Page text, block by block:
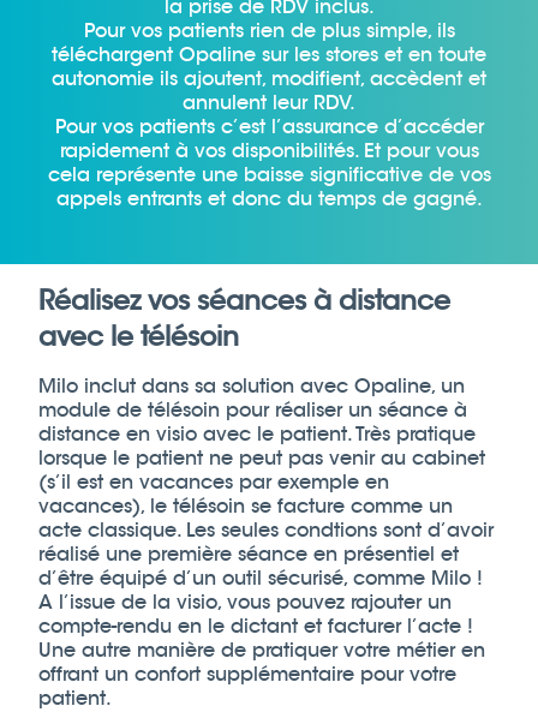
la prise de RDV inclus.
Pour vos patients rien de plus simple, ils
téléchargent Opaline sur les stores et en toute
autonomie ils ajoutent, modifient, accèdent et
annulent leur RDV.
Pour vos patients c’est l’assurance d’accéder
rapidement à vos disponibilités. Et pour vous
cela représente une baisse significative de vos
appels entrants et donc du temps de gagné.
Réalisez vos séances à distance
avec le télésoin
Milo inclut dans sa solution avec Opaline, un
module de télésoin pour réaliser un séance à
distance en visio avec le patient. Très pratique
lorsque le patient ne peut pas venir au cabinet
(s’il est en vacances par exemple en
vacances), le télésoin se facture comme un
acte classique. Les seules condtions sont d’avoir
réalisé une première séance en présentiel et
d’être équipé d’un outil sécurisé, comme Milo !
A l’issue de la visio, vous pouvez rajouter un
compte-rendu en le dictant et facturer l’acte !
Une autre manière de pratiquer votre métier en
offrant un confort supplémentaire pour votre
patient.